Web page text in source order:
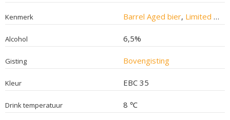
Kenmerk Barrel Aged bier, Limited Edition bier
Alcohol 6,5%
Gisting Bovengisting
Kleur EBC 35
Drink temperatuur 8 ℃